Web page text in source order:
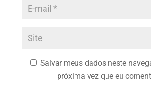
Salvar meus dados neste
próxima vez que eu